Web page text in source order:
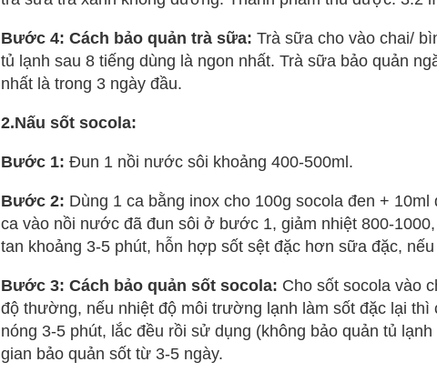
Bước 4: Cách bảo quản trà sữa: Trà sữa cho vào chai/
tủ lạnh sau 8 tiếng dùng là ngon nhất. Trà sữa bảo quản
nhất là trong 3 ngày đầu.
2.Nấu sốt socola:
Bước 1: Đun 1 nồi nước sôi khoảng 400-500ml.
Bước 2: Dùng 1 ca bằng inox cho 100g socola đen +
ca vào nồi nước đã đun sôi ở bước 1, giảm nhiệt 800-
tan khoảng 3-5 phút, hỗn hợp sốt sệt đặc hơn sữa đặc,
Bước 3: Cách bảo quản sốt socola: Cho sốt socola vào
độ thường, nếu nhiệt độ môi trường lạnh làm sốt đặc lại
nóng 3-5 phút, lắc đều rồi sử dụng (không bảo quản tủ
gian bảo quản sốt từ 3-5 ngày.